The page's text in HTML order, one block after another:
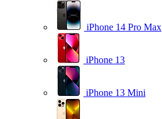
iPhone 14 Pro Max
iPhone 13
iPhone 13 Mini